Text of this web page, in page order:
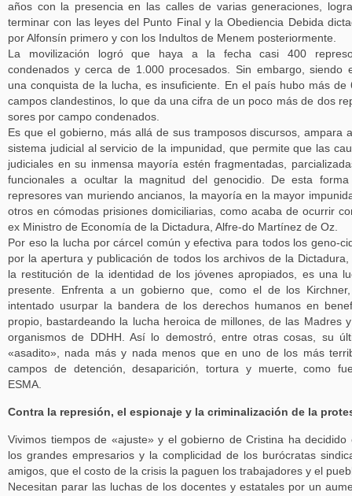
años con la presencia en las calles de varias generaciones,
terminar con las leyes del Punto Final y la Obediencia Debida
por Alfonsín primero y con los Indultos de Menem posteriormente.
La movilización logró que haya a la fecha casi 400
condenados y cerca de 1.000 procesados. Sin embargo, siendo
una conquista de la lucha, es insuficiente. En el país hubo más de
campos clandestinos, lo que da una cifra de un poco más de dos
sores por campo condenados.
Es que el gobierno, más allá de sus tramposos discursos, ampara
sistema judicial al servicio de la impunidad, que permite que las
judiciales en su inmensa mayoría estén fragmentadas,
funcionales a ocultar la magnitud del genocidio. De esta
represores van muriendo ancianos, la mayoría en la mayor
otros en cómodas prisiones domiciliarias, como acaba de ocurrir
ex Ministro de Economía de la Dictadura, Alfre-do Martínez de Oz.
Por eso la lucha por cárcel común y efectiva para todos los geno-
por la apertura y publicación de todos los archivos de la Dictadura,
la restitución de la identidad de los jóvenes apropiados, es una
presente. Enfrenta a un gobierno que, como el de los
intentado usurpar la bandera de los derechos humanos en
propio, bastardeando la lucha heroica de millones, de las Madres
organismos de DDHH. Así lo demostró, entre otras cosas, su
«asadito», nada más y nada menos que en uno de los más
campos de detención, desaparición, tortura y muerte, como
ESMA.
Contra la represión, el espionaje y la criminalización de la
Vivimos tiempos de «ajuste» y el gobierno de Cristina ha decidido
los grandes empresarios y la complicidad de los burócratas
amigos, que el costo de la crisis la paguen los trabajadores y el
Necesitan parar las luchas de los docentes y estatales por un